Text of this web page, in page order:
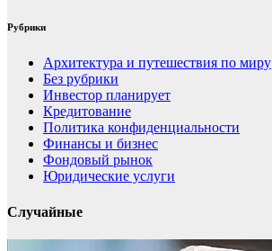
Рубрики
Архитектура и путешествия по миру
Без рубрики
Инвестор планирует
Кредитование
Политика конфиденциальности
Финансы и бизнес
Фондовый рынок
Юридические услуги
Случайные